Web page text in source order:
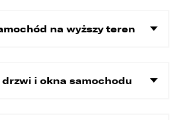
na wyższy teren
i okna samochodu